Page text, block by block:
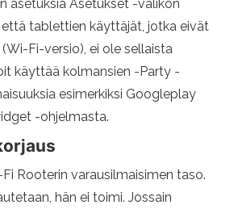
asetuksia Asetukset -valikon
tablettien käyttäjät, jotka eivät
Fi-versio), ei ole sellaista
käyttää kolmansien -Party -
esimerkiksi Googleplay
-ohjelmasta.
Rooterin varausilmaisimen taso.
hän ei toimi. Jossain